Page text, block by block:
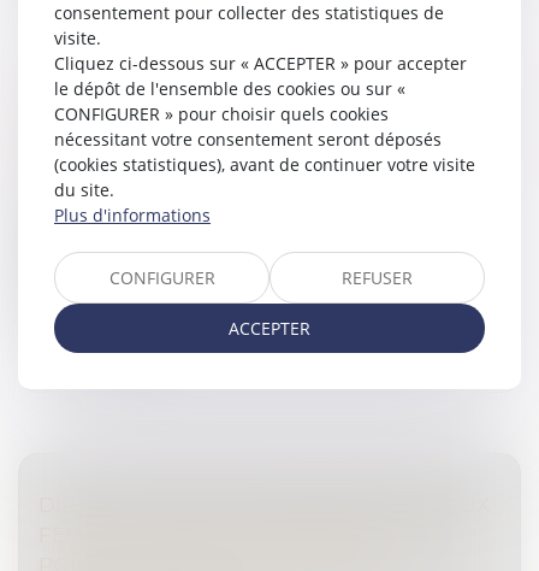
DROIT D’ACCÈS AUX ORIGINES DE L’ENFANT
NÉ SOUS X
Droit de la famille, des personnes et de leur patrimoine
Filiation
La requérante, une ressortissante française née en
Nouvelle-Calédonie, n’eut connaissance de son
adoption qu’après le décès de son second parent
adoptif.
consentement pour collecter des statistiques de
visite.
Cliquez ci-dessous sur « ACCEPTER » pour accepter
le dépôt de l'ensemble des cookies ou sur «
CONFIGURER » pour choisir quels cookies
nécessitant votre consentement seront déposés
(cookies statistiques), avant de continuer votre visite
du site.
Plus d'informations
CONFIGURER REFUSER
ACCEPTER